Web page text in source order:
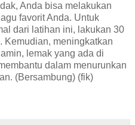
Anda bisa melakukan
favorit Anda. Untuk
dari latihan ini, lakukan 30
Kemudian, meningkatkan
lemak yang ada di
dalam menurunkan
(Bersambung) (fik)